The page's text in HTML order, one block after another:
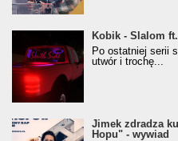
Kobik - Slalom ft. Jan-
[Official Music
Kobik - Slalom
Po ostatniej serii
utwór i trochę...
Jimek zdradza kulisy
Hopu" - wywiad
Jimek zdradza
Hopu" - wywiad